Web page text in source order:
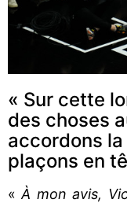
« Sur cette
des choses
accordons
plaçons en
«À mon avis,